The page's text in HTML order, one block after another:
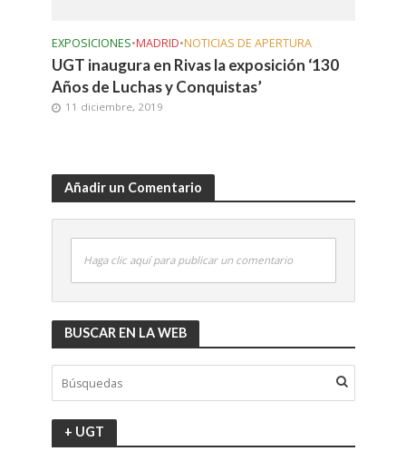
EXPOSICIONES•MADRID•NOTICIAS DE APERTURA
UGT inaugura en Rivas la exposición ‘130
Años de Luchas y Conquistas’
11 diciembre, 2019
Añadir un Comentario
Haga clic aquí para publicar un comentario
BUSCAR EN LA WEB
+ UGT